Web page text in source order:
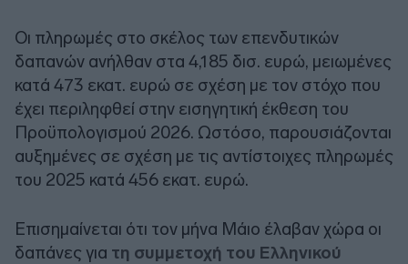
Οι πληρωμές στο σκέλος των επενδυτικών
δαπανών ανήλθαν στα 4,185 δισ. ευρώ, μειωμένες
κατά 473 εκατ. ευρώ σε σχέση με τον στόχο που
έχει περιληφθεί στην εισηγητική έκθεση του
Προϋπολογισμού 2026. Ωστόσο, παρουσιάζονται
αυξημένες σε σχέση με τις αντίστοιχες πληρωμές
του 2025 κατά 456 εκατ. ευρώ.
Επισημαίνεται ότι τον μήνα Μάιο έλαβαν χώρα οι
δαπάνες για τη συμμετοχή του Ελληνικού